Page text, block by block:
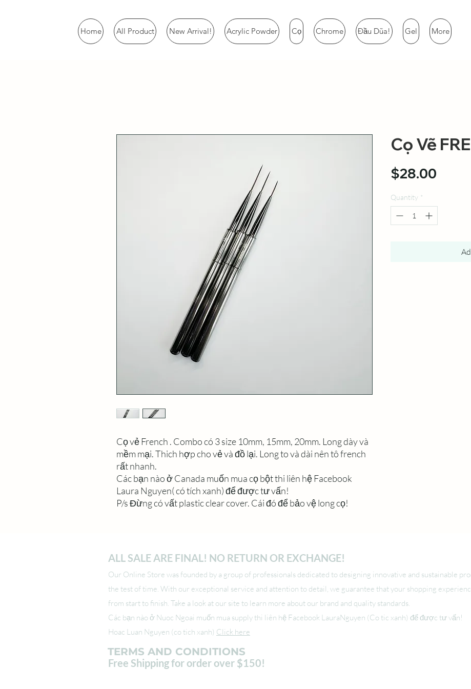
Home All Product New Arrival! Acrylic Powder Cọ Chrome Đầu Dũa! Gel More
Cọ vẻ French . Combo có 3 size 10mm, 15mm, 20mm. Long dày và
mềm mại. Thich hợp cho vẻ và đồ lại. Long to và dài nên tô french
rất nhanh.
Các bạn nào ở Canada muốn mua cọ bột thi liên hệ Facebook
Laura Nguyen( có tích xanh) để được tư vấn!
P/s Đừng có vất plastic clear cover. Cái đó để bảo vệ long cọ!
Cọ Vẽ
$28.00
Quantity *
ALL SALE ARE FINAL! NO RETURN OR EXCHANGE!
Our Online Store was founded by a group of professionals dedicated to designing innovative and sustainable
the test of time. With our exceptional service and attention to detail, we guarantee that your shopping
from start to finish. Take a look at our site to learn more about our brand and quality standards.
Các bạn nào ở Nuoc Ngoai muốn mua supply thi liên hệ Facebook LauraNguyen (Co tic xanh) để được tư vấn!
Hoac Luan Nguyen (co tich xanh) Click here
Free Shipping for order over $150!
TERMS AND CONDITIONS